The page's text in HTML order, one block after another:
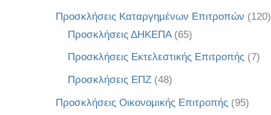
Προσκλήσεις Καταργημένων Επιτροπών (120)
Προσκλήσεις ΔΗΚΕΠΑ(65)
Προσκλήσεις Εκτελεστικής Επιτροπής (7)
Προσκλήσεις ΕΠΖ (48)
Προσκλήσεις Οικονομικής Επιτροπής (95)